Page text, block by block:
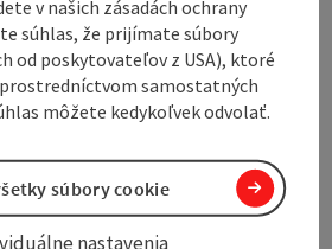
v našich zásadách ochrany
súhlas, že prijímate súbory
od poskytovateľov z USA), ktoré
samostatných
môžete kedykoľvek odvolať.
nastavenia
súbory cookie